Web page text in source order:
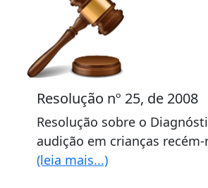
Resolução nº 25, de 2008
Resolução sobre o
audição em crianças recém-
(leia mais...)